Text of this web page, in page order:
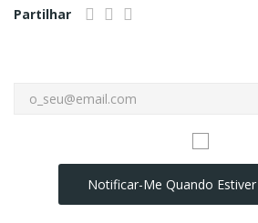
Partilhar
Notificar-Me Quando